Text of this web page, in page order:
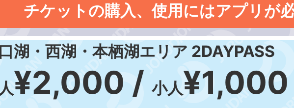
チケットの購入、使用にはアプリが
湖・西湖・本栖湖エリア 2DAYPASS
¥2,000 /小人¥1,000